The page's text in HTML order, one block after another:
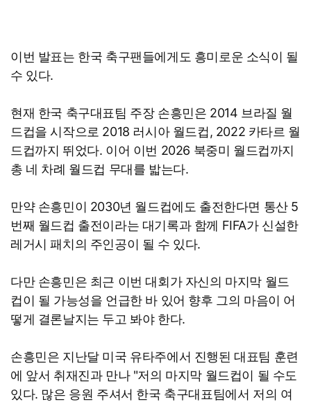
이번 발표는 한국 축구팬들에게도 흥미로운 소식이 될
수 있다.
현재 한국 축구대표팀 주장 손흥민은 2014 브라질 월
드컵을 시작으로 2018 러시아 월드컵, 2022 카타르 월
드컵까지 뛰었다. 이어 이번 2026 북중미 월드컵까지
총 네 차례 월드컵 무대를 밟는다.
만약 손흥민이 2030년 월드컵에도 출전한다면 통산 5
번째 월드컵 출전이라는 대기록과 함께 FIFA가 신설한
레거시 패치의 주인공이 될 수 있다.
다만 손흥민은 최근 이번 대회가 자신의 마지막 월드
컵이 될 가능성을 언급한 바 있어 향후 그의 마음이 어
떻게 결론날지는 두고 봐야 한다.
손흥민은 지난달 미국 유타주에서 진행된 대표팀 훈련
에 앞서 취재진과 만나 "저의 마지막 월드컵이 될 수도
있다. 많은 응원 주셔서 한국 축구대표팀에서 저의 여